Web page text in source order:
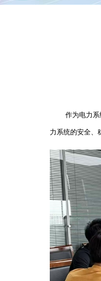
作为电力系统
力系统的安全、